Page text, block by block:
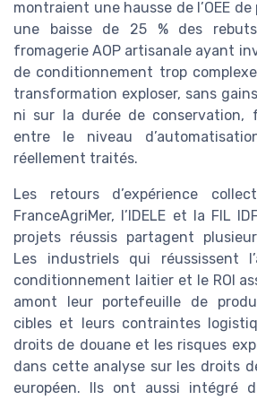
montraient une hausse de l’OEE
une baisse de 25 % des
fromagerie AOP artisanale ayant
de conditionnement trop
transformation exploser, sans
ni sur la durée de conservation,
entre le niveau
réellement traités.
Les retours d’expérience
FranceAgriMer, l’IDELE et la FIL
projets réussis partagent
Les industriels qui réussissent
conditionnement laitier et le ROI
amont leur portefeuille de
cibles et leurs contraintes
droits de douane et les risques
dans cette analyse sur les droits
européen. Ils ont aussi intégré